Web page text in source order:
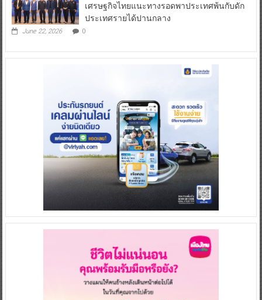
เศรษฐกิจไทยแนะทางรอดพาประเทศพ้นกับดัก
ประเทศรายได้ปานกลาง
June 22, 2026 0